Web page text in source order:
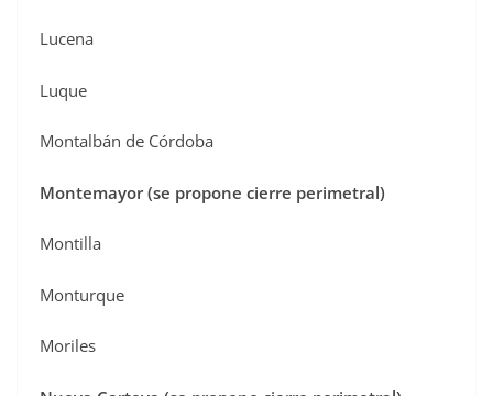
Lucena
Luque
Montalbán de Córdoba
Montemayor (se propone cierre perimetral)
Montilla
Monturque
Moriles